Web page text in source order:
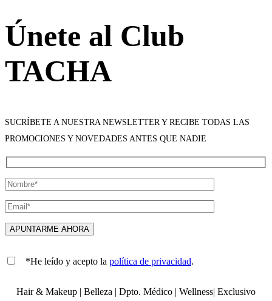
Únete al Club
TACHA
SUCRÍBETE A NUESTRA NEWSLETTER Y RECIBE TODAS LAS
PROMOCIONES Y NOVEDADES ANTES QUE NADIE
*He leído y acepto la política de privacidad.
Hair & Makeup | Belleza | Dpto. Médico | Wellness| Exclusivo